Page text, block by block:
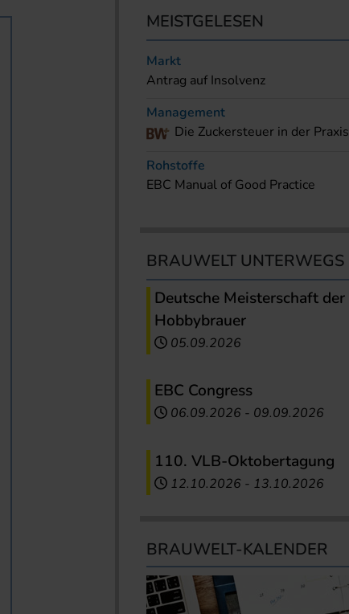
MEISTGELESEN
Markt
Antrag auf Insolvenz
Management
Die Zuckersteuer in der Praxis
Rohstoffe
EBC Manual of Good Practice
BRAUWELT UNTERWEGS
Deutsche Meisterschaft der
Hobbybrauer
05.09.2026
EBC Congress
06.09.2026 - 09.09.2026
110. VLB-Oktobertagung
12.10.2026 - 13.10.2026
BRAUWELT-KALENDER